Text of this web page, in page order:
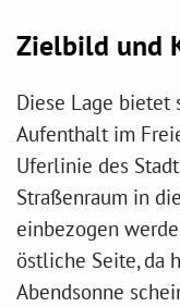
Zielbild und
Diese Lage bietet
Aufenthalt im
Uferlinie des
Straßenraum in
einbezogen
östliche Seite, da
Abendsonne